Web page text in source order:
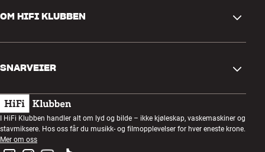
Retur og reklamasjon
Angre på bestilling
Handelsbetingelser
Personvernpolicy
OM HIFI KLUBBEN
Kundeklubb
Lyttekveld
Konkurranser
SNARVEIER
Gavekort
Bygg med lyd
Montering og installasjon
I HiFi Klubben handler alt om lyd og bilde – ikke kjøleskap, vaskemaskiner og
stavmiksere. Hos oss får du musikk- og filmopplevelser for hver eneste krone.
Mer om oss